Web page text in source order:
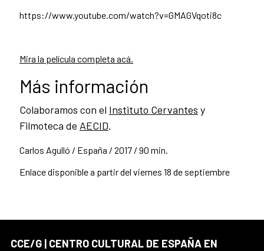
https://www.youtube.com/watch?v=GMAGVqoti8c
Mira la película completa acá.
Más información
Colaboramos con el Instituto Cervantes y
Filmoteca de AECID.
Carlos Agulló / España / 2017 / 90 min.
Enlace disponible a partir del viernes 18 de septiembre
CCE/G | CENTRO CULTURAL DE ESPAÑA EN